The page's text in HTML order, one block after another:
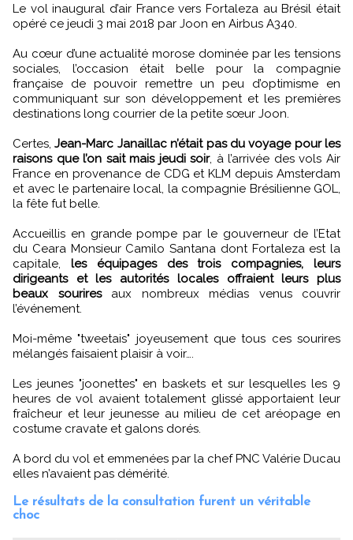
Le vol inaugural d’air France vers Fortaleza au Brésil était
opéré ce jeudi 3 mai 2018 par Joon en Airbus A340.
Au cœur d’une actualité morose dominée par les tensions
sociales, l’occasion était belle pour la compagnie
française de pouvoir remettre un peu d’optimisme en
communiquant sur son développement et les premières
destinations long courrier de la petite sœur Joon.
Certes,Jean-Marc Janaillac n’était pas du voyage pour les
raisons que l’on sait mais jeudi soir, à l’arrivée des vols Air
France en provenance de CDG et KLM depuis Amsterdam
et avec le partenaire local, la compagnie Brésilienne GOL,
la fête fut belle.
Accueillis en grande pompe par le gouverneur de l’Etat
du Ceara Monsieur Camilo Santana dont Fortaleza est la
capitale, les équipages des trois compagnies, leurs
dirigeants et les autorités locales offraient leurs plus
beaux sourires aux nombreux médias venus couvrir
l’événement.
Moi-même "tweetais" joyeusement que tous ces sourires
mélangés faisaient plaisir à voir….
Les jeunes "joonettes" en baskets et sur lesquelles les 9
heures de vol avaient totalement glissé apportaient leur
fraîcheur et leur jeunesse au milieu de cet aréopage en
costume cravate et galons dorés.
A bord du vol et emmenées par la chef PNC Valérie Ducau
elles n’avaient pas démérité.
Le résultats de la consultation furent un véritable
choc